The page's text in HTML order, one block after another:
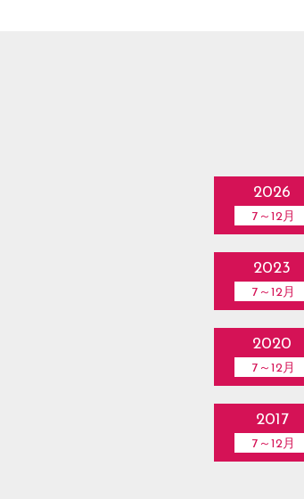
2026
7～12月
2023
7～12月
2020
7～12月
2017
7～12月